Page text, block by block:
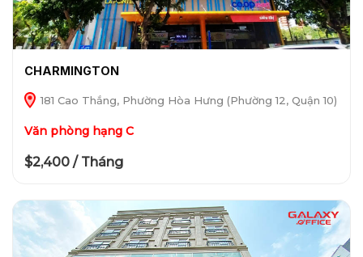
CHARMINGTON
181 Cao Thắng, Phường Hòa Hưng (Phường 12, Quận 10)
Văn phòng hạng C
$2,400 / Tháng